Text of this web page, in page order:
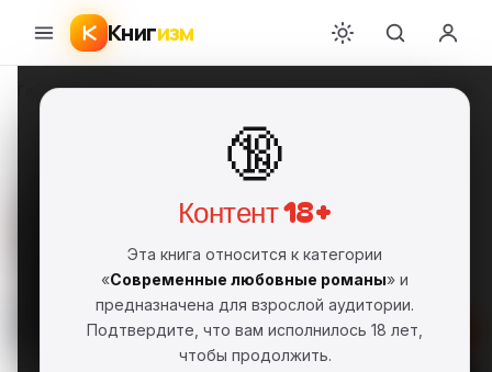
Книгизм
🔞
Контент 18+
Эта книга относится к категории
«Современные любовные романы» и
предназначена для взрослой аудитории.
Подтвердите, что вам исполнилось 18 лет,
чтобы продолжить.
Главная›Современные любовные романы›Уиллоу Винтерс›
Несовершенный
Уиллоу Винтерс
Серия: Ты моя (#1)
Скачать FB2